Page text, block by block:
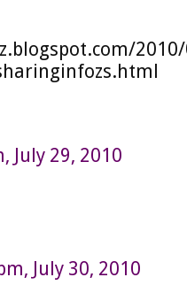
July 29, 2010
July 30, 2010